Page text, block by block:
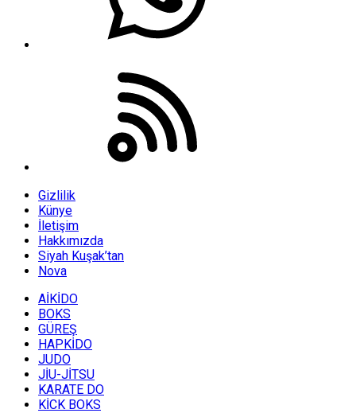
Gizlilik
Künye
İletişim
Hakkımızda
Siyah Kuşak’tan
Nova
AİKİDO
BOKS
GÜREŞ
HAPKİDO
JUDO
JİU-JİTSU
KARATE DO
KİCK BOKS